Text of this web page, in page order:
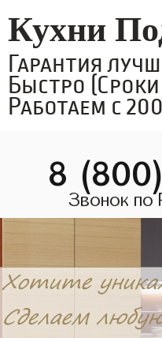
Кухни
Гарантия
Быстро (Сроки
Работаем с
8
Звонок по